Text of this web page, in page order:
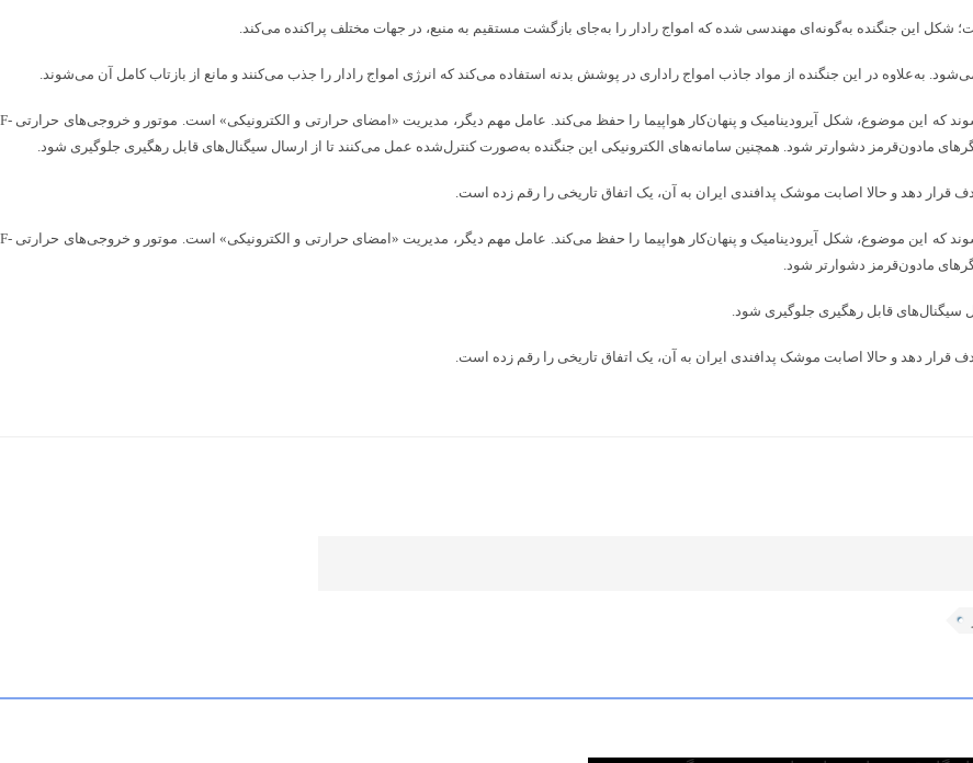
به‌علاوه در این جنگنده از مواد جاذب امواج راداری در پوشش بدنه استفاده می‌کند که انرژی امواج رادار را جذب می‌کنند و مانع از بازتاب کامل آن می‌شوند.
از طرفی برخلاف سایر جنگنده‌ها، تسلیحات اف-۳۵ در محفظه‌های داخلی آن حمل می‌شوند که این موضوع، شکل آیرودینامیک و پنهان‌کار هواپیما را حفظ می‌کند. عامل مهم دیگر، مدیریت «امضای حرارتی و الکترونیکی» است. موتور و خروجی‌های حرارتی F-
از طرفی برخلاف سایر جنگنده‌ها، تسلیحات اف-۳۵ در محفظه‌های داخلی آن حمل می‌شوند که این موضوع، شکل آیرودینامیک و پنهان‌کار هواپیما را حفظ می‌کند. عامل مهم دیگر، مدیریت «امضای حرارتی و الکترونیکی» است. موتور و خروجی‌های حرارتی F-
سیگنال‌های قابل رهگیری جلوگیری شود.